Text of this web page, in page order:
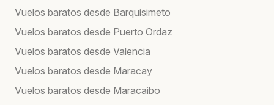
Vuelos baratos desde Barquisimeto
Vuelos baratos desde Puerto Ordaz
Vuelos baratos desde Valencia
Vuelos baratos desde Maracay
Vuelos baratos desde Maracaibo